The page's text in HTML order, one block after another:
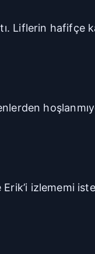
Liflerin hafifçe
izlememi